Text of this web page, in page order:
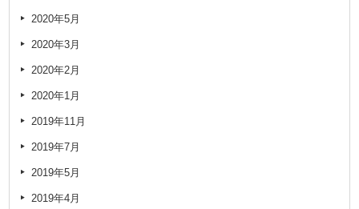
2020年5月
2020年3月
2020年2月
2020年1月
2019年11月
2019年7月
2019年5月
2019年4月